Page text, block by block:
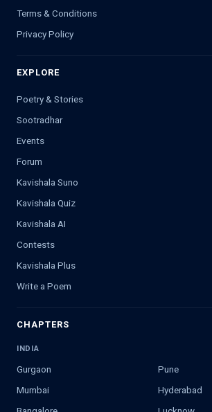
Terms & Conditions
Privacy Policy
EXPLORE
Poetry & Stories
Sootradhar
Events
Forum
Kavishala Suno
Kavishala Quiz
Kavishala AI
Contests
Kavishala Plus
Write a Poem
CHAPTERS
INDIA
Gurgaon
Pune
Mumbai
Hyderabad